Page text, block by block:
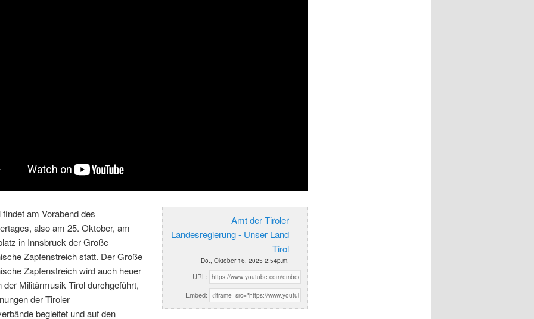
Amt der Tiroler
Landesregierung - Unser Land
Tirol
Do., Oktober 16, 2025 2:54p.m.
URL:
Embed:
findet am Vorabend des
also am 25. Oktober, am
in Innsbruck der Große
Zapfenstreich statt. Der Große
Zapfenstreich wird auch heuer
der Militärmusik Tirol durchgeführt,
der Tiroler
begleitet und auf den